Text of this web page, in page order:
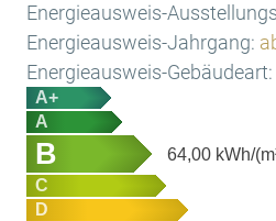
Energieausweis-
Energieausweis-Jahrgang:
Energieausweis-Gebäudeart:
A+
A
B 64,00 kWh/
C
D